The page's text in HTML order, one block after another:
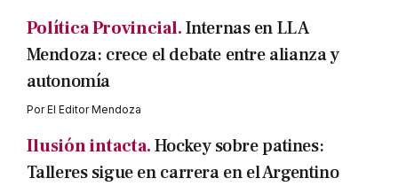
Política Provincial.Internas en LLA
Mendoza: crece el debate entre alianza y
autonomía
PorEl Editor Mendoza
Ilusión intacta.Hockey sobre patines:
Talleres sigue en carrera en el Argentino